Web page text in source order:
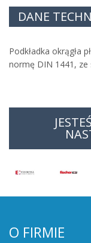
DANE
Podkładka okrągła
normę DIN 1441, ze
O FIRMIE